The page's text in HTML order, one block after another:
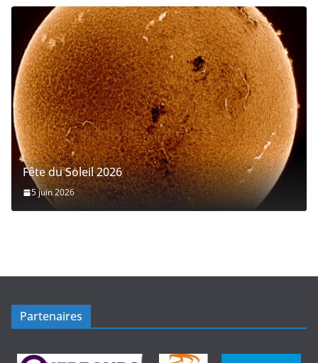
Fête du Soleil 2026
5 juin 2026
Partenaires